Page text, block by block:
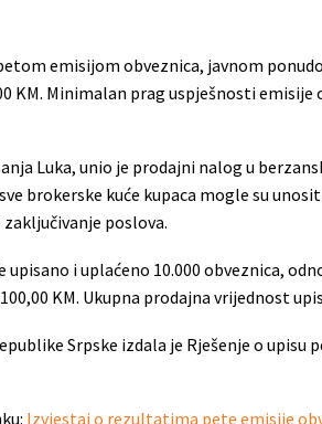
emisijom obveznica, javnom
KM. Minimalan prag uspješnosti
Luka, unio je prodajni nalog u
sve brokerske kuće kupaca mogle su
zaključivanje poslova.
upisano i uplaćeno 10.000 obveznica,
KM. Ukupna prodajna vrijednost
Srpske izdala je Rješenje o
Izvjestaj o rezultatima pete emisije